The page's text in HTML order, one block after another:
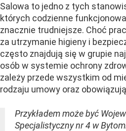
Salowa to jedno z tych
których codzienne
znacznie trudniejsze. Choć
za utrzymanie higieny i
często znajdują się w grupie
osób w systemie ochrony
zależy przede wszystkim od
rodzaju umowy oraz
Przykładem może być
Specjalistyczny nr 4 w